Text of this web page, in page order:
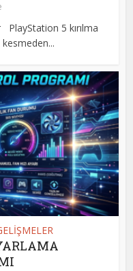
PlayStation 5 kırılma
kesmeden...